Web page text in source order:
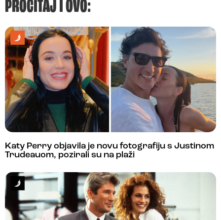
PROČITAJ I OVO:
Katy Perry objavila je novu fotografiju s Justinom
Trudeauom, pozirali su na plaži